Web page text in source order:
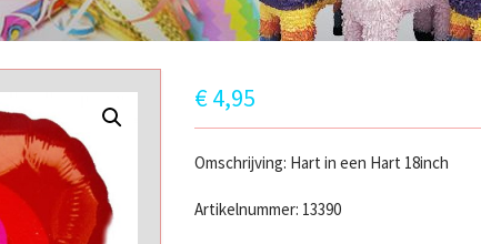
€4,95
Omschrijving: Hart in een Hart 18inch
Artikelnummer: 13390